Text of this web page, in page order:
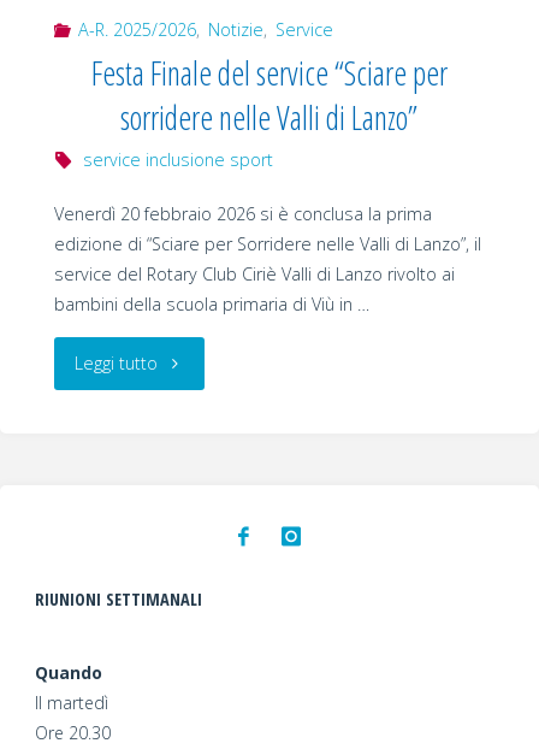
A-R. 2025/2026, Notizie, Service
Festa Finale del service “Sciare per
sorridere nelle Valli di Lanzo”
service inclusione sport
Venerdì 20 febbraio 2026 si è conclusa la prima
edizione di “Sciare per Sorridere nelle Valli di Lanzo”, il
service del Rotary Club Ciriè Valli di Lanzo rivolto ai
bambini della scuola primaria di Viù in …
Leggi tutto "Festa
RIUNIONI SETTIMANALI
Quando
Il martedì
Ore 20.30